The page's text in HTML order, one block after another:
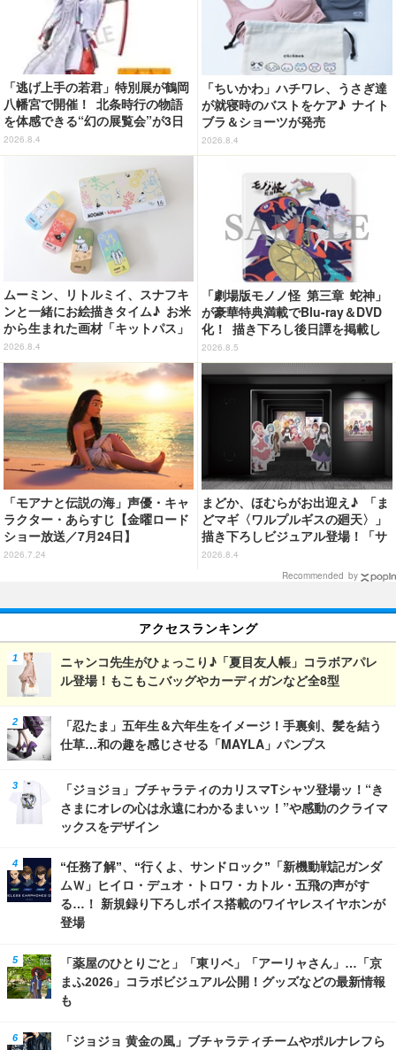
「逃げ上手の若君」特別展が鶴岡
八幡宮で開催！ 北条時行の物語
を体感できる“幻の展覧会”が3日
間限定で登場【8/28～30】
2026.8.4
「ちいかわ」ハチワレ、うさぎ達
が就寝時のバストをケア♪ ナイト
ブラ＆ショーツが発売
2026.8.4
ムーミン、リトルミイ、スナフキ
ンと一緒にお絵描きタイム♪ お米
から生まれた画材「キットパス」
コラボ登場【8月9日（ムーミンの
日）より発売】
2026.8.4
「劇場版モノノ怪 第三章 蛇神」
が豪華特典満載でBlu-ray＆DVD
化！ 描き下ろし後日譚を掲載し
たブックレットなど
2026.8.5
「モアナと伝説の海」声優・キャ
ラクター・あらすじ【金曜ロード
ショー放送／7月24日】
2026.7.24
まどか、ほむらがお出迎え♪ 「ま
どマギ〈ワルプルギスの廻天〉」
描き下ろしビジュアル登場！「サ
ンシャインシティプリンスホテ
ル」コラボ開催
2026.8.4
Recommended by
アクセスランキング
ニャンコ先生がひょっこり♪「夏目友人帳」コラボアパレ
ル登場！もこもこバッグやカーディガンなど全8型
「忍たま」五年生＆六年生をイメージ！手裏剣、髪を結う
仕草…和の趣を感じさせる「MAYLA」パンプス
「ジョジョ」ブチャラティのカリスマTシャツ登場ッ！“き
さまにオレの心は永遠にわかるまいッ！”や感動のクライマ
ックスをデザイン
“任務了解”、“行くよ、サンドロック”「新機動戦記ガンダ
ムＷ」ヒイロ・デュオ・トロワ・カトル・五飛の声がす
る…！ 新規録り下ろしボイス搭載のワイヤレスイヤホンが
登場
「薬屋のひとりごと」「東リベ」「アーリャさん」…「京
まふ2026」コラボビジュアル公開！グッズなどの最新情報
も
「ジョジョ 黄金の風」ブチャラティチームやポルナレフら